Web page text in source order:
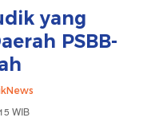
yang
PSBB-
WIB